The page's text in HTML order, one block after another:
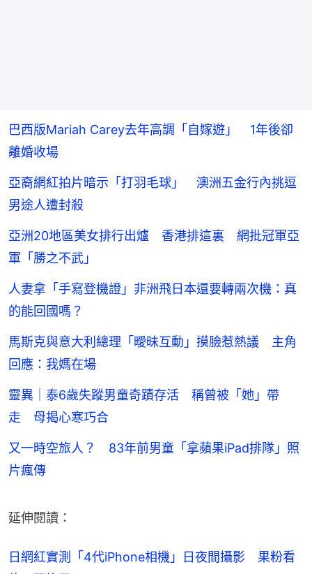
巴西版Mariah Carey去年高調「自嫁遊」 1年後卻
離婚收場
亞裔網紅拍片暗示「打羽毛球」 澳洲五金行內挑逗
男途人遭封殺
亞洲20地區美女排行出爐 香港排這裏 網批冠軍亞
軍「勝之不武」
人妻拿「手寫登機證」非洲飛日本還要轉兩次機：真
的能回國嗎？
馬斯克與意大利總理「曖昧互動」摸臉惹熱議 主角
回應：我媽在場
靈異｜泰6歲失蹤男童奇蹟存活 稱曾被「她」帶
走 母揭心寒巧合
又一時空旅人？ 83年前男童「拿蘋果iPad排隊」照
片瘋傳
延伸閱讀：
日網紅實測「4代iPhone相機」日夜間攝影　果粉看